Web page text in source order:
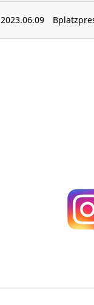
2023.06.09